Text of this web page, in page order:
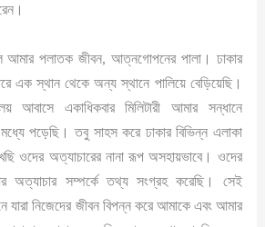
আমার পলাতক জীবন, আত্নগোপনের পালা। ঢাকার
এক স্থান থেকে অন্য স্থানে পালিয়ে বেড়িয়েছি।
আবাসে একাধিকবার মিলিটারী আমার সন্ধানে
মধ্যে পড়েছি। তবু সাহস করে ঢাকার বিভিন্ন এলাকা
ওদের অত্যাচারের নানা রূপ অসহায়ভাবে। ওদের
অত্যাচার সম্পর্কে তথ্য সংগ্রহ করেছি। সেই
যারা নিজেদের জীবন বিপন্ন করে আমাকে এবং আমার